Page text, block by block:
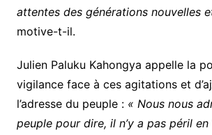
attentes des générations nouvelles
motive-t-il.
Julien Paluku Kahongya appelle la
vigilance face à ces agitations et
l’adresse du peuple : « Nous nous
peuple pour dire, il n’y a pas péril